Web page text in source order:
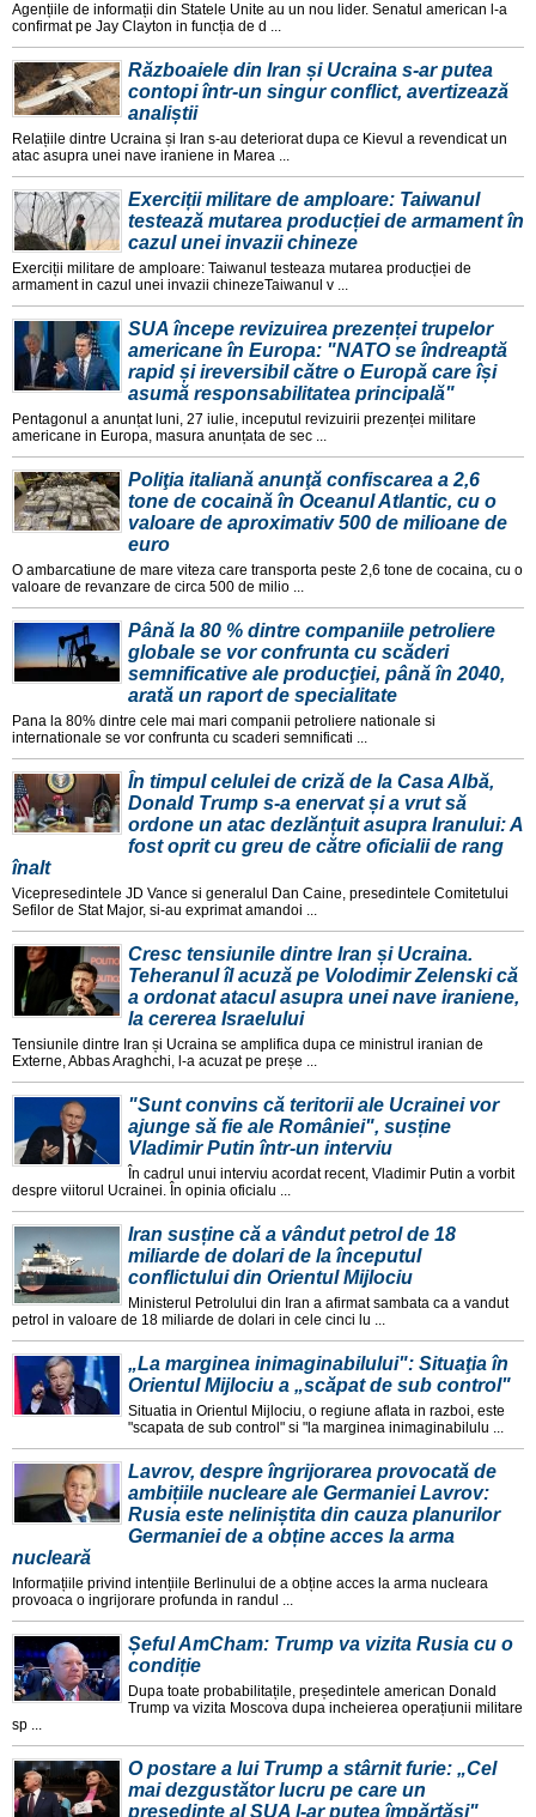
Agențiile de informații din Statele Unite au un nou lider. Senatul american l-a
confirmat pe Jay Clayton in funcția de d ...
Războaiele din Iran și Ucraina s-ar putea
contopi într-un singur conflict, avertizează
analiștii
Relațiile dintre Ucraina și Iran s-au deteriorat dupa ce Kievul a revendicat un
atac asupra unei nave iraniene in Marea ...
Exerciții militare de amploare: Taiwanul
testează mutarea producției de armament în
cazul unei invazii chineze
Exerciții militare de amploare: Taiwanul testeaza mutarea producției de
armament in cazul unei invazii chinezeTaiwanul v ...
SUA începe revizuirea prezenței trupelor
americane în Europa: "NATO se îndreaptă
rapid și ireversibil către o Europă care își
asumă responsabilitatea principală"
Pentagonul a anunțat luni, 27 iulie, inceputul revizuirii prezenței militare
americane in Europa, masura anunțata de sec ...
Poliţia italiană anunţă confiscarea a 2,6
tone de cocaină în Oceanul Atlantic, cu o
valoare de aproximativ 500 de milioane de
euro
O ambarcatiune de mare viteza care transporta peste 2,6 tone de cocaina, cu o
valoare de revanzare de circa 500 de milio ...
Până la 80 % dintre companiile petroliere
globale se vor confrunta cu scăderi
semnificative ale producţiei, până în 2040,
arată un raport de specialitate
Pana la 80% dintre cele mai mari companii petroliere nationale si
internationale se vor confrunta cu scaderi semnificati ...
În timpul celulei de criză de la Casa Albă,
Donald Trump s-a enervat și a vrut să
ordone un atac dezlănțuit asupra Iranului: A
fost oprit cu greu de către oficialii de rang
înalt
Vicepresedintele JD Vance si generalul Dan Caine, presedintele Comitetului
Sefilor de Stat Major, si-au exprimat amandoi ...
Cresc tensiunile dintre Iran și Ucraina.
Teheranul îl acuză pe Volodimir Zelenski că
a ordonat atacul asupra unei nave iraniene,
la cererea Israelului
Tensiunile dintre Iran și Ucraina se amplifica dupa ce ministrul iranian de
Externe, Abbas Araghchi, l-a acuzat pe preșe ...
"Sunt convins că teritorii ale Ucrainei vor
ajunge să fie ale României", susține
Vladimir Putin într-un interviu
În cadrul unui interviu acordat recent, Vladimir Putin a vorbit
despre viitorul Ucrainei. În opinia oficialu ...
Iran susține că a vândut petrol de 18
miliarde de dolari de la începutul
conflictului din Orientul Mijlociu
Ministerul Petrolului din Iran a afirmat sambata ca a vandut
petrol in valoare de 18 miliarde de dolari in cele cinci lu ...
„La marginea inimaginabilului": Situaţia în
Orientul Mijlociu a „scăpat de sub control"
Situatia in Orientul Mijlociu, o regiune aflata in razboi, este
"scapata de sub control" si "la marginea inimaginabilulu ...
Lavrov, despre îngrijorarea provocată de
ambițiile nucleare ale Germaniei Lavrov:
Rusia este neliniștita din cauza planurilor
Germaniei de a obține acces la arma
nucleară
Informațiile privind intențiile Berlinului de a obține acces la arma nucleara
provoaca o ingrijorare profunda in randul ...
Șeful AmCham: Trump va vizita Rusia cu o
condiție
Dupa toate probabilitațile, președintele american Donald
Trump va vizita Moscova dupa incheierea operațiunii militare
sp ...
O postare a lui Trump a stârnit furie: „Cel
mai dezgustător lucru pe care un
președinte al SUA l-ar putea împărtăși"